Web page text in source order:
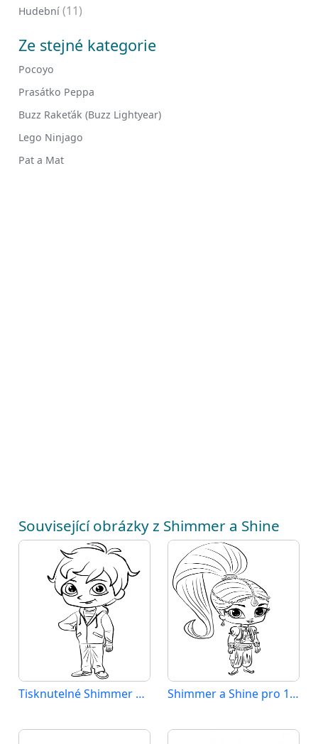
Hudební (11)
Ze stejné kategorie
Pocoyo
Prasátko Peppa
Buzz Rakeťák (Buzz Lightyear)
Lego Ninjago
Pat a Mat
Související obrázky z Shimmer a Shine
Tisknutelné Shimmer a Shine pro děti Shimmer a Shine pro 1leté děti